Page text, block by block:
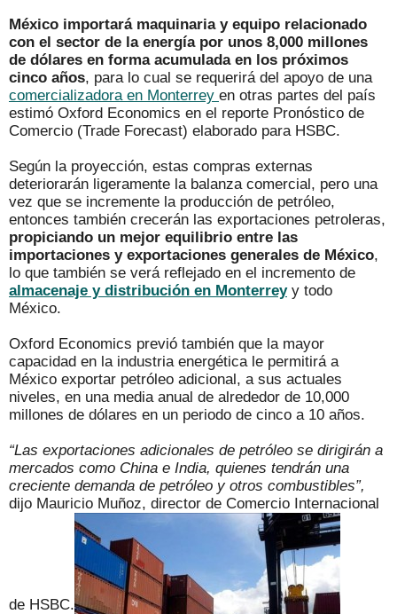
México importará maquinaria y equipo relacionado
con el sector de la energía por unos 8,000 millones
de dólares en forma acumulada en los próximos
cinco años, para lo cual se requerirá del apoyo de una
comercializadora en Monterrey en otras partes del país
estimó Oxford Economics en el reporte Pronóstico de
Comercio (Trade Forecast) elaborado para HSBC.
Según la proyección, estas compras externas
deteriorarán ligeramente la balanza comercial, pero una
vez que se incremente la producción de petróleo,
entonces también crecerán las exportaciones petroleras,
propiciando un mejor equilibrio entre las
importaciones y exportaciones generales de México,
lo que también se verá reflejado en el incremento de
almacenaje y distribución en Monterreyy todo
México.
Oxford Economics previó también que la mayor
capacidad en la industria energética le permitirá a
México exportar petróleo adicional, a sus actuales
niveles, en una media anual de alrededor de 10,000
millones de dólares en un periodo de cinco a 10 años.
“Las exportaciones adicionales de petróleo se dirigirán a
mercados como China e India, quienes tendrán una
creciente demanda de petróleo y otros combustibles”,
dijo Mauricio Muñoz, director de Comercio Internacional
de HSBC.